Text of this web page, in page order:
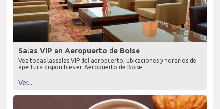
Salas VIP en Aeropuerto de Boise
Vea todas las salas VIP del aeropuerto, ubicaciones y horarios de
apertura disponibles en Aeropuerto de Boise
Ver...